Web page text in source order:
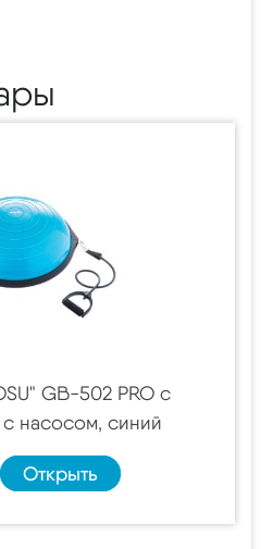
GB-502 PRO с
насосом, синий
Открыть